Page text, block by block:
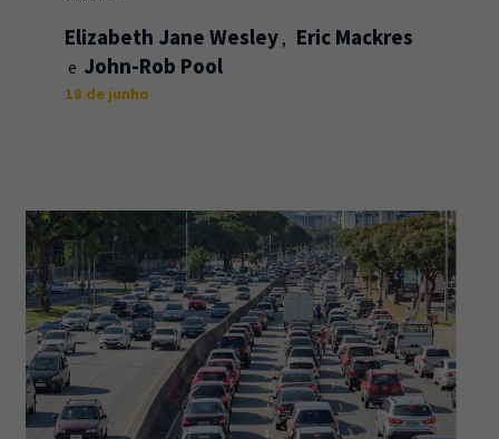
Elizabeth Jane Wesley
Eric Mackres
John-Rob Pool
18 de junho